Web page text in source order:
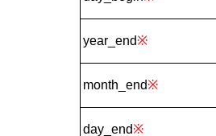
year_end※
month_end※
day_end※